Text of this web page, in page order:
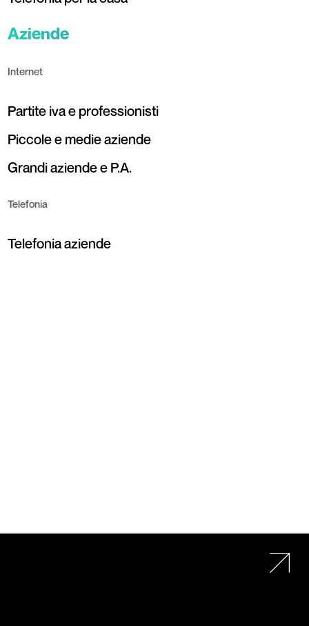
Aziende
Internet
Partite iva e professionisti
Piccole e medie aziende
Grandi aziende e P.A.
Telefonia
Telefonia aziende